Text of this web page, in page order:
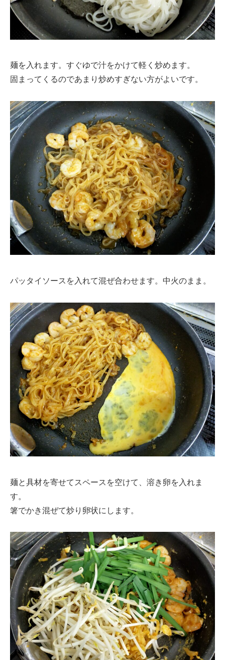
麺を入れます。すぐゆで汁をかけて軽く炒めます。
固まってくるのであまり炒めすぎない方がよいです。
パッタイソースを入れて混ぜ合わせます。中火のまま。
麺と具材を寄せてスペースを空けて、溶き卵を入れま
す。
箸でかき混ぜて炒り卵状にします。